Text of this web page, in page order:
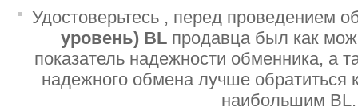
Удостоверьтесь , перед проведением
уровень) BL продавца был как
показатель надежности обменника, а
надежного обмена лучше
наибольшим BL.